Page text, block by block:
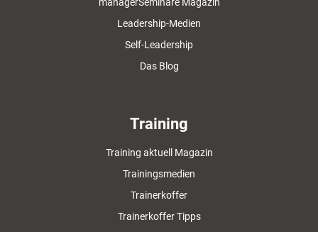
managerSeminare Magazin
Leadership-Medien
Self-Leadership
Das Blog
Training
Training aktuell Magazin
Trainingsmedien
Trainerkoffer
Trainerkoffer Tipps